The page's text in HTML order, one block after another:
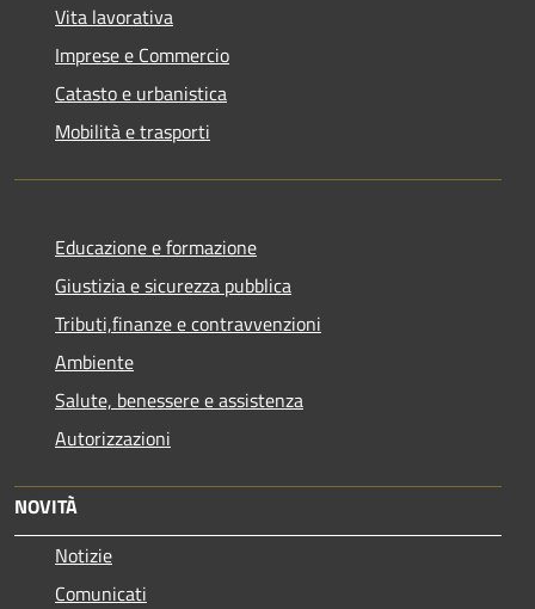
Vita lavorativa
Imprese e Commercio
Catasto e urbanistica
Mobilità e trasporti
Educazione e formazione
Giustizia e sicurezza pubblica
Tributi,finanze e contravvenzioni
Ambiente
Salute, benessere e assistenza
Autorizzazioni
NOVITÀ
Notizie
Comunicati